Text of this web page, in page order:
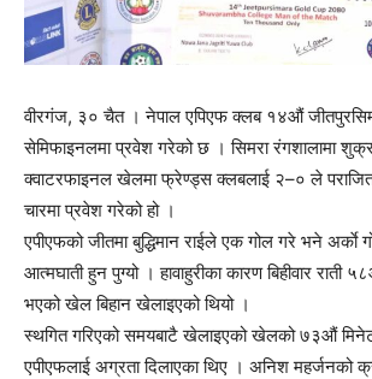
वीरगंज, ३० चैत । नेपाल एपिएफ क्लब १४औं
सेमिफाइनलमा प्रवेश गरेको छ । सिमरा रंगशालामा
क्वाटरफाइनल खेलमा फ्रेण्ड्स क्लबलाई २–० ले पराजित
चारमा प्रवेश गरेको हो ।
एपीएफको जीतमा बुद्धिमान राईले एक गोल गरे भने अर्काे
आत्मघाती हुन पुग्यो । हावाहुरीका कारण बिहीवार राती
भएको खेल बिहान खेलाइएको थियो ।
स्थगित गरिएको समयबाटै खेलाइएको खेलको ७३औं
एपीएफलाई अग्रता दिलाएका थिए । अनिश महर्जनको